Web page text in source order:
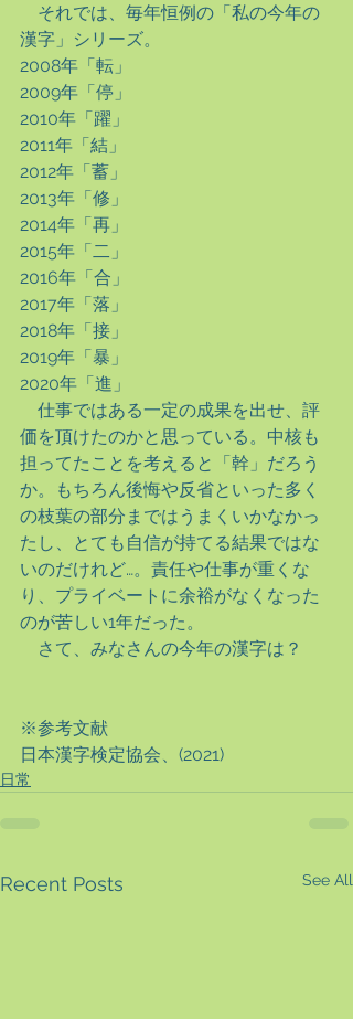
それでは、毎年恒例の「私の今年の
漢字」シリーズ。
2008年「転」
2009年「停」
2010年「躍」
2011年「結」
2012年「蓄」
2013年「修」
2014年「再」
2015年「二」
2016年「合」
2017年「落」
2018年「接」
2019年「暴」
2020年「進」
仕事ではある一定の成果を出せ、評
価を頂けたのかと思っている。中核も
担ってたことを考えると「幹」だろう
か。もちろん後悔や反省といった多く
の枝葉の部分まではうまくいかなかっ
たし、とても自信が持てる結果ではな
いのだけれど…。責任や仕事が重くな
り、プライベートに余裕がなくなった
のが苦しい1年だった。
さて、みなさんの今年の漢字は？
※参考文献
日本漢字検定協会、(2021)
日常
Recent Posts See All